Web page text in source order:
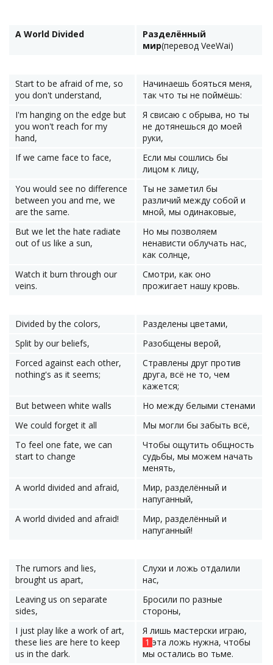
A World Divided
Разделённый
мир(перевод VeeWai)
Start to be afraid of me, so
you don't understand,
Начинаешь бояться меня,
так что ты не поймёшь:
I'm hanging on the edge but
you won't reach for my
hand,
Я свисаю с обрыва, но ты
не дотянешься до моей
руки,
If we came face to face,
Если мы сошлись бы
лицом к лицу,
You would see no difference
between you and me, we
are the same.
Ты не заметил бы
различий между собой и
мной, мы одинаковые,
But we let the hate radiate
out of us like a sun,
Но мы позволяем
ненависти облучать нас,
как солнце,
Watch it burn through our
veins.
Смотри, как оно
прожигает нашу кровь.
Divided by the colors,
Разделены цветами,
Split by our beliefs,
Разобщены верой,
Forced against each other,
nothing's as it seems;
Стравлены друг против
друга, всё не то, чем
кажется;
But between white walls
Но между белыми стенами
We could forget it all
Мы могли бы забыть всё,
To feel one fate, we can
start to change
Чтобы ощутить общность
судьбы, мы можем начать
менять,
A world divided and afraid,
Мир, разделённый и
напуганный,
A world divided and afraid!
Мир, разделённый и
напуганный!
The rumors and lies,
brought us apart,
Слухи и ложь отдалили
нас,
Leaving us on separate
sides,
Бросили по разные
стороны,
I just play like a work of art,
these lies are here to keep
us in the dark.
Я лишь мастерски играю,
1 эта ложь нужна, чтобы
мы остались во тьме.